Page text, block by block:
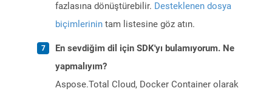
fazlasına dönüştürebilir. Desteklenen dosya
biçimlerinin tam listesine göz atın.
En sevdiğim dil için SDK'yı bulamıyorum. Ne
yapmalıyım?
Aspose.Total Cloud, Docker Container olarak